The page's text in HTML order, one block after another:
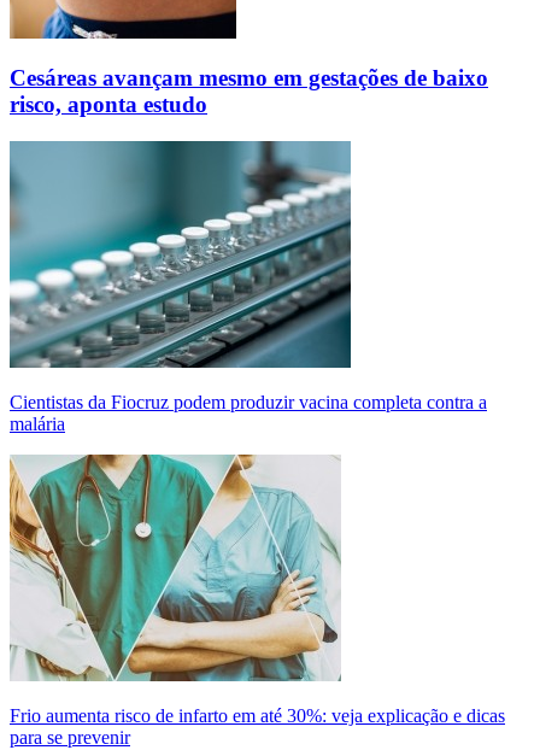
Cesáreas avançam mesmo em gestações de baixo
risco, aponta estudo
Cientistas da Fiocruz podem produzir vacina completa contra a
malária
Frio aumenta risco de infarto em até 30%: veja explicação e dicas
para se prevenir